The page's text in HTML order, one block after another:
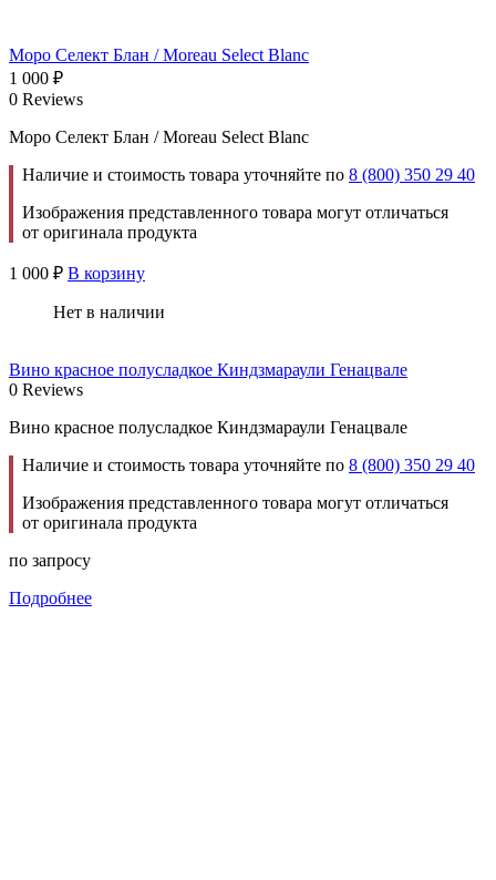
Моро Селект Блан / Moreau Select Blanc
1 000 ₽
0 Reviews
Моро Селект Блан / Moreau Select Blanc
Наличие и стоимость товара уточняйте по 8 (800) 350 29 40
Изображения представленного товара могут отличаться
от оригинала продукта
1 000 ₽ В корзину
Нет в наличии
Вино красное полусладкое Киндзмараули Генацвале
0 Reviews
Вино красное полусладкое Киндзмараули Генацвале
Наличие и стоимость товара уточняйте по 8 (800) 350 29 40
Изображения представленного товара могут отличаться
от оригинала продукта
по запросу
Подробнее